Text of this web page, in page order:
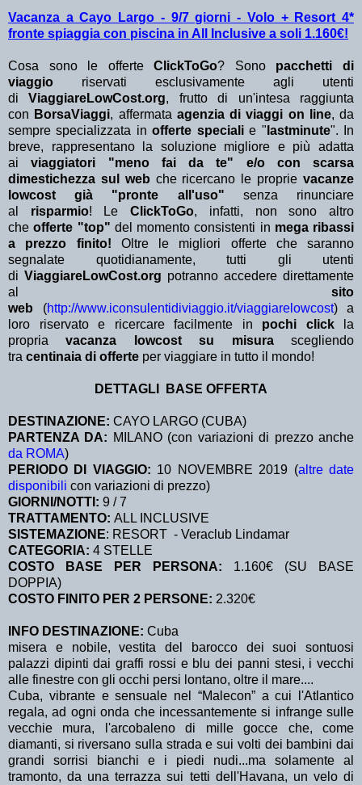
Vacanza a Cayo Largo - 9/7 giorni - Volo + Resort 4*
fronte spiaggia con piscina in All Inclusive a soli 1.160€!
Cosa sono le offerteClickToGo? Sono pacchetti di
viaggio riservati esclusivamente agli utenti
diViaggiareLowCost.org, frutto di un'intesa raggiunta
con BorsaViaggi, affermata agenzia di viaggi on line, da
sempre specializzata in offerte specialie " lastminute". In
breve, rappresentano la soluzione migliore e più adatta
aiviaggiatori "meno fai da te" e/o con scarsa
dimestichezza sul web che ricercano le proprievacanze
lowcost già "pronte all'uso" senza rinunciare
al risparmio! LeClickToGo, infatti, non sono altro
cheofferte "top" del momento consistenti in mega ribassi
a prezzo finito! Oltre le migliori offerte che saranno
segnalate quotidianamente, tutti gli utenti
di ViaggiareLowCost.org potranno accedere direttamente
al sito
web (http://www.iconsulentidiviaggio.it/viaggiarelowcost) a
loro riservato e ricercare facilmente in pochi clickla
propriavacanza lowcost su misurascegliendo
tra centinaia di offerte per viaggiare in tutto il mondo!
DETTAGLI BASE OFFERTA
DESTINAZIONE: CAYO LARGO (CUBA)
PARTENZA DA: MILANO (con variazioni di prezzo anche
da ROMA)
PERIODO DI VIAGGIO: 10 NOVEMBRE 2019 (altre date
disponibili con variazioni di prezzo)
GIORNI/NOTTI: 9 / 7
TRATTAMENTO: ALL INCLUSIVE
SISTEMAZIONE: RESORT - Veraclub Lindamar
CATEGORIA: 4 STELLE
COSTO BASE PER PERSONA: 1.160€ (SU BASE
DOPPIA)
COSTO FINITO PER 2 PERSONE: 2.320€
INFO DESTINAZIONE: Cuba
misera e nobile, vestita del barocco dei suoi sontuosi
palazzi dipinti dai graffi rossi e blu dei panni stesi, i vecchi
alle finestre con gli occhi persi lontano, oltre il mare....
Cuba, vibrante e sensuale nel “Malecon” a cui l'Atlantico
regala, ad ogni onda che incessantemente si infrange sulle
vecchie mura, l'arcobaleno di mille gocce che, come
diamanti, si riversano sulla strada e sui volti dei bambini dai
grandi sorrisi bianchi e i piedi nudi...ma solamente al
tramonto, da una terrazza sui tetti dell'Havana, un velo di